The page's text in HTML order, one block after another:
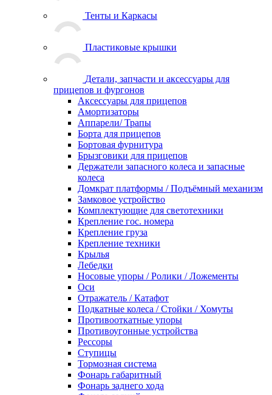
Тенты и Каркасы
Пластиковые крышки
Детали, запчасти и аксессуары для
прицепов и фургонов
Аксессуары для прицепов
Амортизаторы
Аппарели/ Трапы
Борта для прицепов
Бортовая фурнитура
Брызговики для прицепов
Держатели запасного колеса и запасные
колеса
Домкрат платформы / Подъёмный механизм
Замковое устройство
Комплектующие для светотехники
Крепление гос. номера
Крепление груза
Крепление техники
Крылья
Лебедки
Носовые упоры / Ролики / Ложементы
Оси
Отражатель / Катафот
Подкатные колеса / Стойки / Хомуты
Противооткатные упоры
Противоугонные устройства
Рессоры
Ступицы
Тормозная система
Фонарь габаритный
Фонарь заднего хода